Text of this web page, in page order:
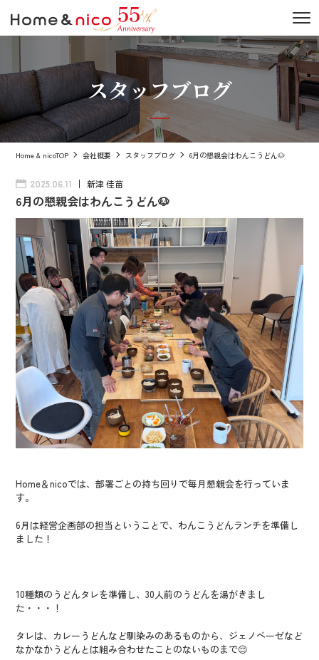
スタッフブログ
Home & nicoTOP 会社概要 スタッフブログ 6月の懇親会はわんこうどん🐶
2025.06.11 新津 佳苗
6月の懇親会はわんこうどん🐶
Home＆nicoでは、部署ごとの持ち回りで毎月懇親会を行っていま
す。
6月は経営企画部の担当ということで、わんこうどんランチを準備し
ました！
10種類のうどんタレを準備し、30人前のうどんを湯がきまし
た・・・！
タレは、カレーうどんなど馴染みのあるものから、ジェノベーゼなど
なかなかうどんとは組み合わせたことのないものまで😌